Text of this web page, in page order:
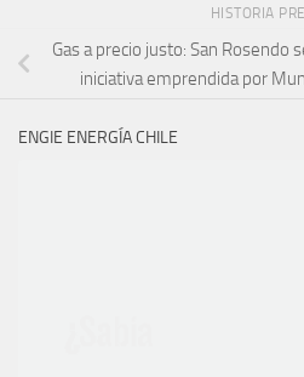
HISTORIA
Gas a precio justo: San Rosendo
iniciativa emprendida por
ENGIE ENERGÍA CHILE